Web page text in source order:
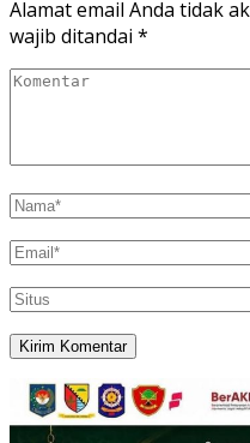
Berita Terkini
8 Agustus 2026
Sikat Kejahatan
Diciduk dan 1.016